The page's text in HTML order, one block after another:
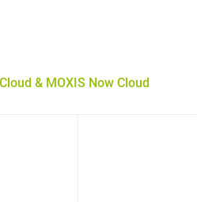
& MOXIS Now Cloud